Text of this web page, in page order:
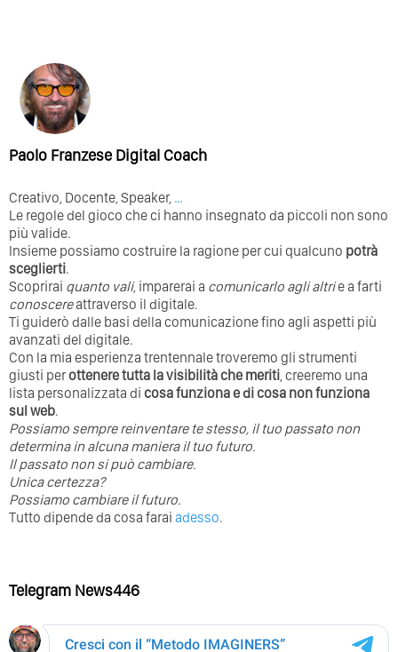
Paolo Franzese Digital Coach
Creativo, Docente, Speaker, …
Le regole del gioco che ci hanno insegnato da piccoli non sono
più valide.
Insieme possiamo costruire la ragione per cui qualcuno potrà
sceglierti.
Scoprirai quanto vali, imparerai a comunicarlo agli altrie a farti
conoscereattraverso il digitale.
Ti guiderò dalle basi della comunicazione fino agli aspetti più
avanzati del digitale.
Con la mia esperienza trentennale troveremo gli strumenti
giusti perottenere tutta la visibilità che meriti, creeremo una
lista personalizzata di cosa funziona e di cosa non funziona
sul web.
Possiamo sempre reinventare te stesso, il tuo passato non
determina in alcuna maniera il tuo futuro. ⁣
⁣Il passato non si può cambiare.
Unica certezza?
Possiamo cambiare il futuro.
Tutto dipende da cosa farai adesso.
Telegram News446